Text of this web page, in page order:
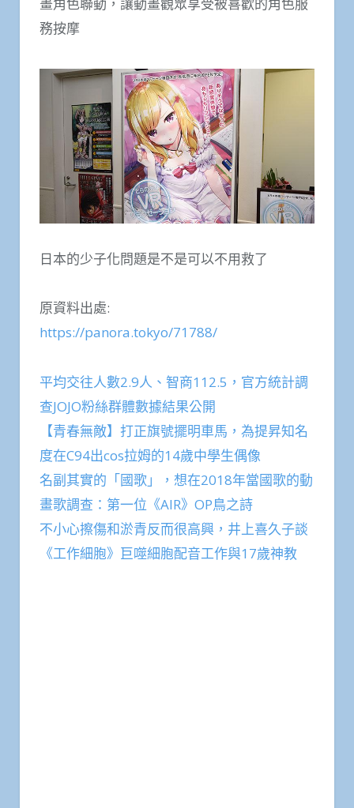
務按摩
日本的少子化問題是不是可以不用救了
原資料出處:
https://panora.tokyo/71788/
平均交往人數2.9人、智商112.5，官方統計調
查JOJO粉絲群體數據結果公開
【青春無敵】打正旗號擺明車馬，為提昇知名
度在C94出cos拉姆的14歲中學生偶像
名副其實的「國歌」，想在2018年當國歌的動
畫歌調查：第一位《AIR》OP鳥之詩
不小心擦傷和淤青反而很高興，井上喜久子談
《工作細胞》巨噬細胞配音工作與17歲神教